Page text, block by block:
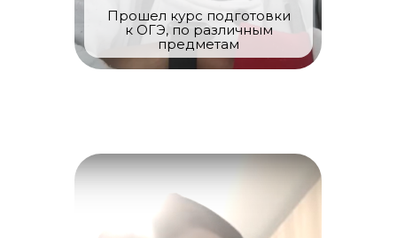
Прошел курс подготовки
к ОГЭ, по различным
предметам